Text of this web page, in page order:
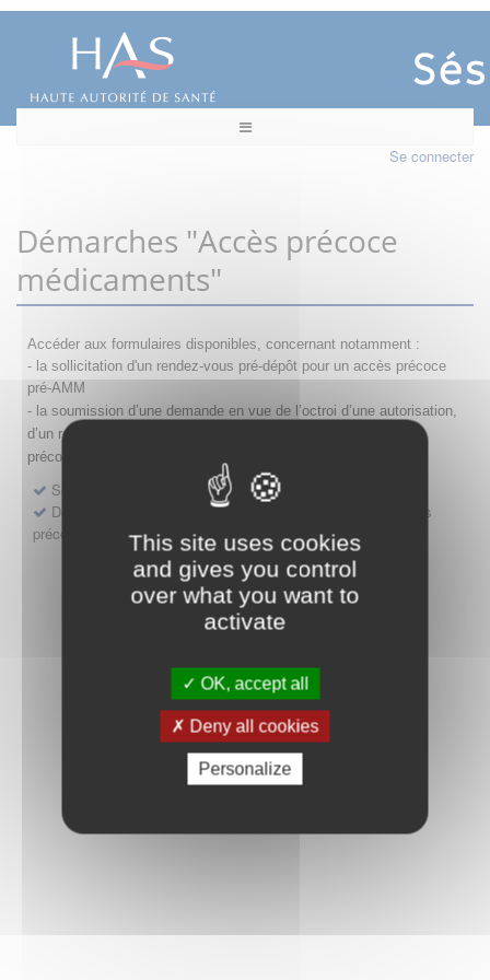
This site uses cookies
and gives you control
over what you want to
activate
OK, accept all
Deny all cookies
Personalize
Se connecter
Démarches "Accès précoce
médicaments"
Accéder aux formulaires disponibles, concernant notamment :
- la sollicitation d'un rendez-vous pré-dépôt pour un accès précoce
pré-AMM
- la soumission d’une demande en vue de l’octroi d’une autorisation,
d’un renouvellement, d’une modification ou d’un retrait d'accès
précoce
Sollicitation RDV pré-dépôt accès précoce pré-AMM
Déposer une demande ou faire évoluer une décision d'accès
précoce